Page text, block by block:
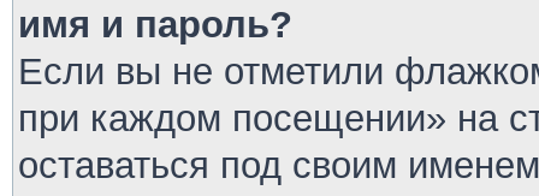
имя и пароль?
Если вы не отметили
при каждом посещении» на
оставаться под своим